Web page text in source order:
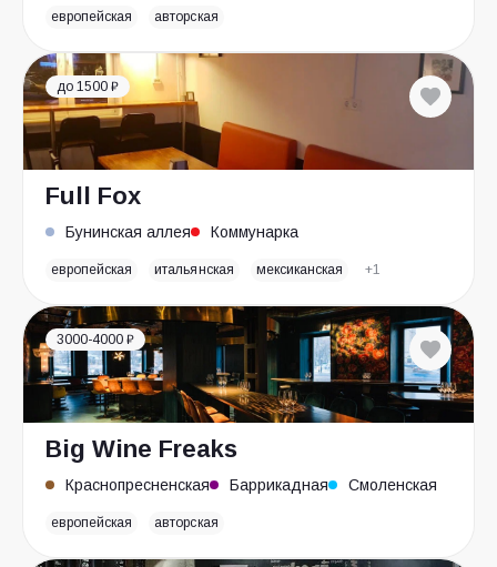
европейская авторская
до 1500 ₽
Full Fox
Бунинская аллея Коммунарка
европейская итальянская мексиканская +1
3000-4000 ₽
Big Wine Freaks
Краснопресненская Баррикадная Смоленская
европейская авторская